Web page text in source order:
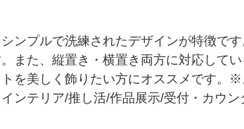
ンプルで洗練されたデザインが特徴で
また、縦置き・横置き両方に対応して
を美しく飾りたい方にオススメです。
ンテリア/推し活/作品展示/受付・カウン